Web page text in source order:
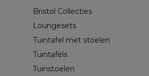
Bristol Collecties
Loungesets
Tuintafel met stoelen
Tuintafels
Tuinstoelen